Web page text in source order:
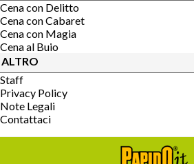
Cena con Delitto
Cena con Cabaret
Cena con Magia
Cena al Buio
ALTRO
Staff
Privacy Policy
Note Legali
Contattaci